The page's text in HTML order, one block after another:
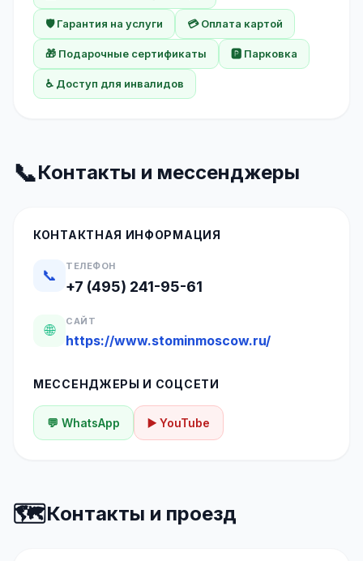
🛡️ Гарантия на услуги 💳 Оплата картой
🎁 Подарочные сертификаты 🅿️ Парковка
♿ Доступ для инвалидов
📞Контакты и мессенджеры
КОНТАКТНАЯ ИНФОРМАЦИЯ
📞
ТЕЛЕФОН
+7 (495) 241-95-61
🌐
САЙТ
https://www.stominmoscow.ru/
МЕССЕНДЖЕРЫ И СОЦСЕТИ
💬 WhatsApp ▶️ YouTube
🗺️Контакты и проезд